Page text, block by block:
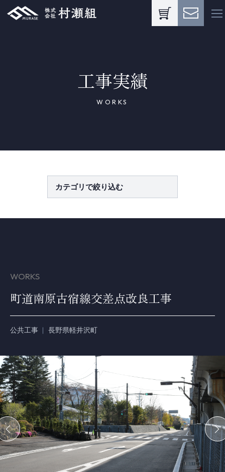
工事実績
WORKS
WORKS
町道南原古宿線交差点改良工事
公共工事 長野県軽井沢町